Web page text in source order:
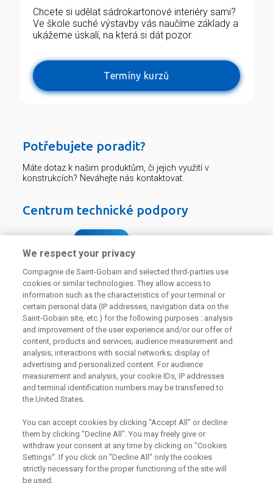
Chcete si udělat sádrokartonové interiéry sami?
Ve škole suché výstavby vás naučíme základy a
ukážeme úskalí, na která si dát pozor.
Termíny kurzů
Potřebujete poradit?
Máte dotaz k našim produktům, či jejich využití v
konstrukcích? Neváhejte nás kontaktovat.
Centrum technické podpory
Odebírejte náš newsletter
Užitečné odkazy
Právní Podmínky
Souhlas se zpracováním osobních údajů k marketingovým
účelům
Saint-Gobain Construction Products
We respect your privacy
Compagnie de Saint-Gobain and selected third-parties use
cookies or similar technologies. They allow access to
information such as the characteristics of your terminal or
certain personal data (IP addresses, navigation data on the
Saint-Gobain site, etc.) for the following purposes : analysis
and improvement of the user experience and/or our offer of
content, products and services; audience measurement and
analysis; interactions with social networks; display of
advertising and personalized content. For audience
measurement and analysis, your cookie IDs, IP addresses
and terminal identification numbers may be transferred to
the United States.
You can accept cookies by clicking "Accept All" or decline
them by clicking "Decline All". You may freely give or
withdraw your consent at any time by clicking on "Cookies
Settings". If you click on "Decline All" only the cookies
strictly necessary for the proper functioning of the site will
be used.